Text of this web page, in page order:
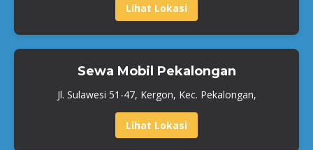
Lihat Lokasi
Sewa Mobil Pekalongan
Jl. Sulawesi 51-47, Kergon, Kec. Pekalongan,
Lihat Lokasi